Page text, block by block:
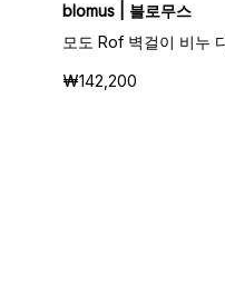
blomus | 블로무스
₩142,200